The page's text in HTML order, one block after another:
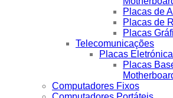
Placas de
Placas de
Placas
Telecomunicações
Placas
Placas
Computadores Fixos